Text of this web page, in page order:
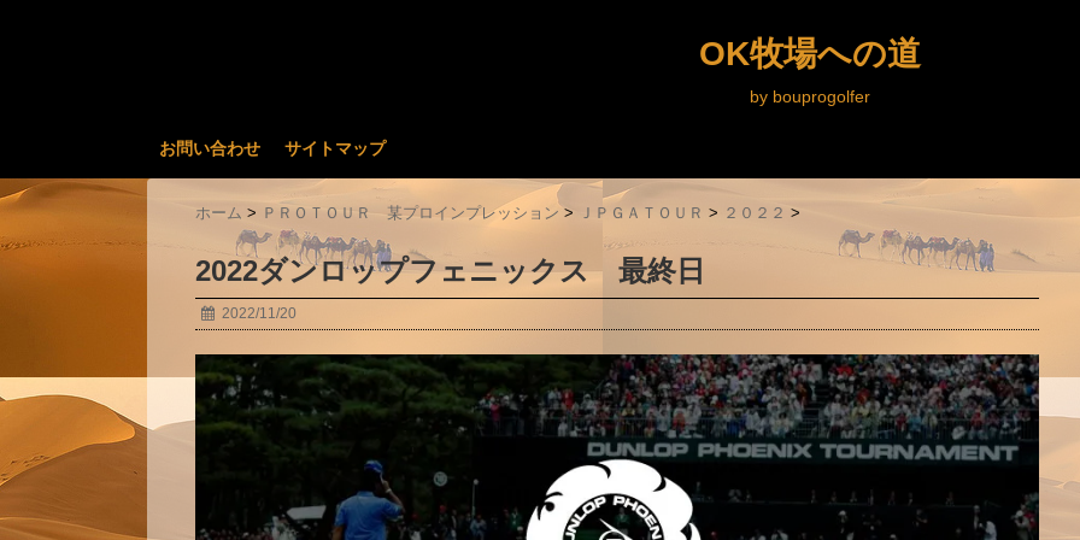
OK牧場への道
by bouprogolfer
お問い合わせ サイトマップ
ホーム > ＰＲＯＴＯＵＲ 某プロインプレッション > ＪＰＧＡＴＯＵＲ > ２０２２ >
2022ダンロップフェニックス 最終日
2022/11/20